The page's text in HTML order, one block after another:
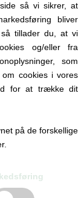
så vi sikrer, at
bliver
tillader du, at vi
og/eller fra
som
cookies i vores
for at trække dit
på de forskellige